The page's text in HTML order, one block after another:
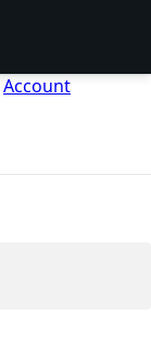
Account